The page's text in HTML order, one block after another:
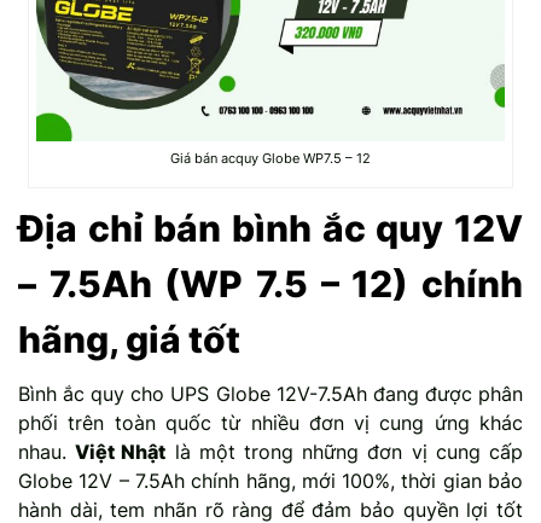
Giá bán acquy Globe WP7.5 – 12
Địa chỉ bán bình ắc quy 12V
– 7.5Ah (WP 7.5 – 12) chính
hãng, giá tốt
Bình ắc quy cho UPS Globe 12V-7.5Ah đang được phân
phối trên toàn quốc từ nhiều đơn vị cung ứng khác
nhau.Việt Nhật là một trong những đơn vị cung cấp
Globe 12V – 7.5Ah chính hãng, mới 100%, thời gian bảo
hành dài, tem nhãn rõ ràng để đảm bảo quyền lợi tốt